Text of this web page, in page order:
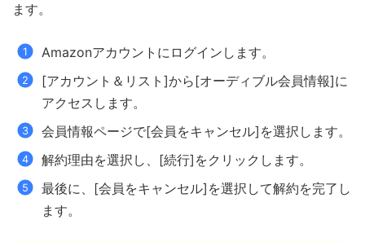
ます。
Amazonアカウントにログインします。
[アカウント＆リスト]から[オーディブル会員情報]に
アクセスします。
会員情報ページで[会員をキャンセル]を選択します。
解約理由を選択し、[続行]をクリックします。
最後に、[会員をキャンセル]を選択して解約を完了し
ます。